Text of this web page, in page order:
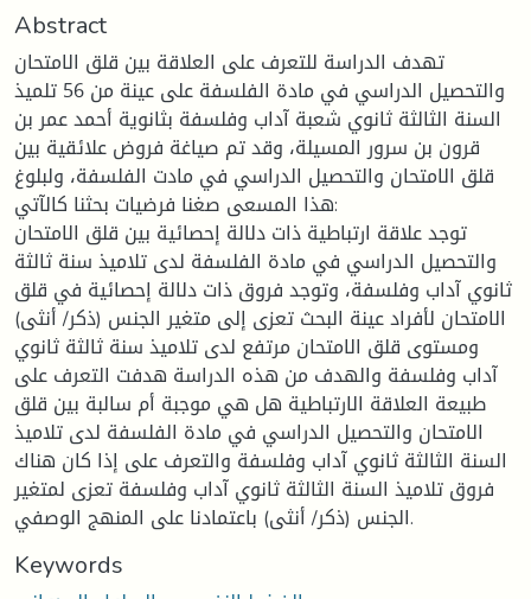
Abstract
تهدف الدراسة للتعرف على العلاقة بين قلق الامتحان
والتحصيل الدراسي في مادة الفلسفة على عينة من 56 تلميذ
السنة الثالثة ثانوي شعبة آداب وفلسفة بثانوية أحمد عمر بن
قرون بن سرور المسيلة، وقد تم صياغة فروض علائقية بين
قلق الامتحان والتحصيل الدراسي في مادت الفلسفة، ولبلوغ
هذا المسعى صغنا فرضيات بحثنا كالآتي:
توجد علاقة ارتباطية ذات دلالة إحصائية بين قلق الامتحان
والتحصيل الدراسي في مادة الفلسفة لدى تلاميذ سنة ثالثة
ثانوي آداب وفلسفة، وتوجد فروق ذات دلالة إحصائية في قلق
الامتحان لأفراد عينة البحث تعزى إلى متغير الجنس (ذكر/ أنثى)
ومستوى قلق الامتحان مرتفع لدى تلاميذ سنة ثالثة ثانوي
آداب وفلسفة والهدف من هذه الدراسة هدفت التعرف على
طبيعة العلاقة الارتباطية هل هي موجبة أم سالبة بين قلق
الامتحان والتحصيل الدراسي في مادة الفلسفة لدى تلاميذ
السنة الثالثة ثانوي آداب وفلسفة والتعرف على إذا كان هناك
فروق تلاميذ السنة الثالثة ثانوي آداب وفلسفة تعزى لمتغير
الجنس (ذكر/ أنثى) باعتمادنا على المنهج الوصفي.
Keywords